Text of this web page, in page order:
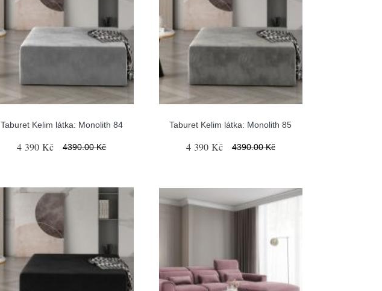
Taburet Kelim látka: Monolith 84
4 390 Kč 4390.00 Kč
Taburet Kelim látka: Monolith 85
4 390 Kč 4390.00 Kč